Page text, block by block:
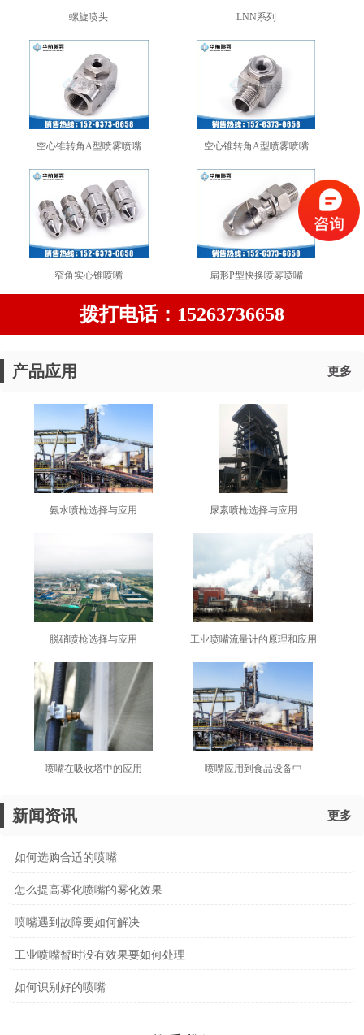
螺旋喷头 LNN系列
空心锥转角A型喷雾喷嘴 空心锥转角A型喷雾喷嘴
窄角实心锥喷嘴 扇形P型快换喷雾喷嘴
拨打电话：15263736658
产品应用 更多
氨水喷枪选择与应用 尿素喷枪选择与应用
脱硝喷枪选择与应用 工业喷嘴流量计的原理和应用
喷嘴在吸收塔中的应用 ​喷嘴应用到食品设备中
新闻资讯 更多
如何选购合适的喷嘴
怎么提高雾化喷嘴的雾化效果
喷嘴遇到故障要如何解决
工业喷嘴暂时没有效果要如何处理
如何识别好的喷嘴